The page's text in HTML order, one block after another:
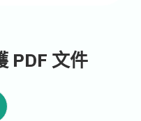
PDF 文件